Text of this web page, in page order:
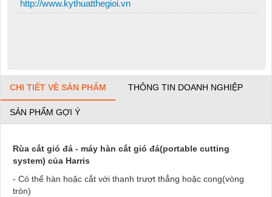
http://www.kythuatthegioi.vn
CHI TIẾT VỀ SẢN PHẨM THÔNG TIN DOANH NGHIỆP
SẢN PHẨM GỢI Ý
Rùa cắt gió đá - máy hàn cắt gió đá(portable cutting
system) của Harris
- Có thể hàn hoặc cắt với thanh trượt thẳng hoặc cong(vòng
tròn)